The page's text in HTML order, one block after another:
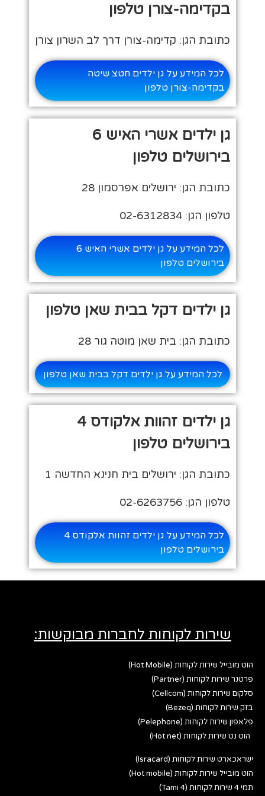
בקדימה-צורן טלפון
כתובת הגן: קדימה-צורן דרך לב השרון צורן
לכל המידע על גן ילדים חטצ שיטה
בקדימה-צורן טלפון
גן ילדים אשרי האיש 6
בירושלים טלפון
כתובת הגן: ירושלים אפרסמון 28
טלפון הגן: 02-6312834
לכל המידע על גן ילדים אשרי האיש 6
בירושלים טלפון
גן ילדים דקל בבית שאן טלפון
כתובת הגן: בית שאן מוטה גור 28
לכל המידע על גן ילדים דקל בבית שאן טלפון
גן ילדים זהוות אלקודס 4
בירושלים טלפון
כתובת הגן: ירושלים בית חנינא החדשה 1
טלפון הגן: 02-6263756
לכל המידע על גן ילדים זהוות אלקודס 4
בירושלים טלפון
שירות לקוחות לחברות מבוקשות:
הוט מובייל שירות לקוחות (Hot Mobile)
פרטנר שירות לקוחות (Partner)
סלקום שירות לקוחות (Cellcom)
בזק שירות לקוחות (Bezeq)
פלאפון שירות לקוחות (Pelephone)
הוט נט שירות לקוחות (Hot net)
ישראכארט שירות לקוחות (Isracard)
הוט מובייל שירות לקוחות (Hot mobile)
תמי 4 שירות לקוחות (Tami 4)